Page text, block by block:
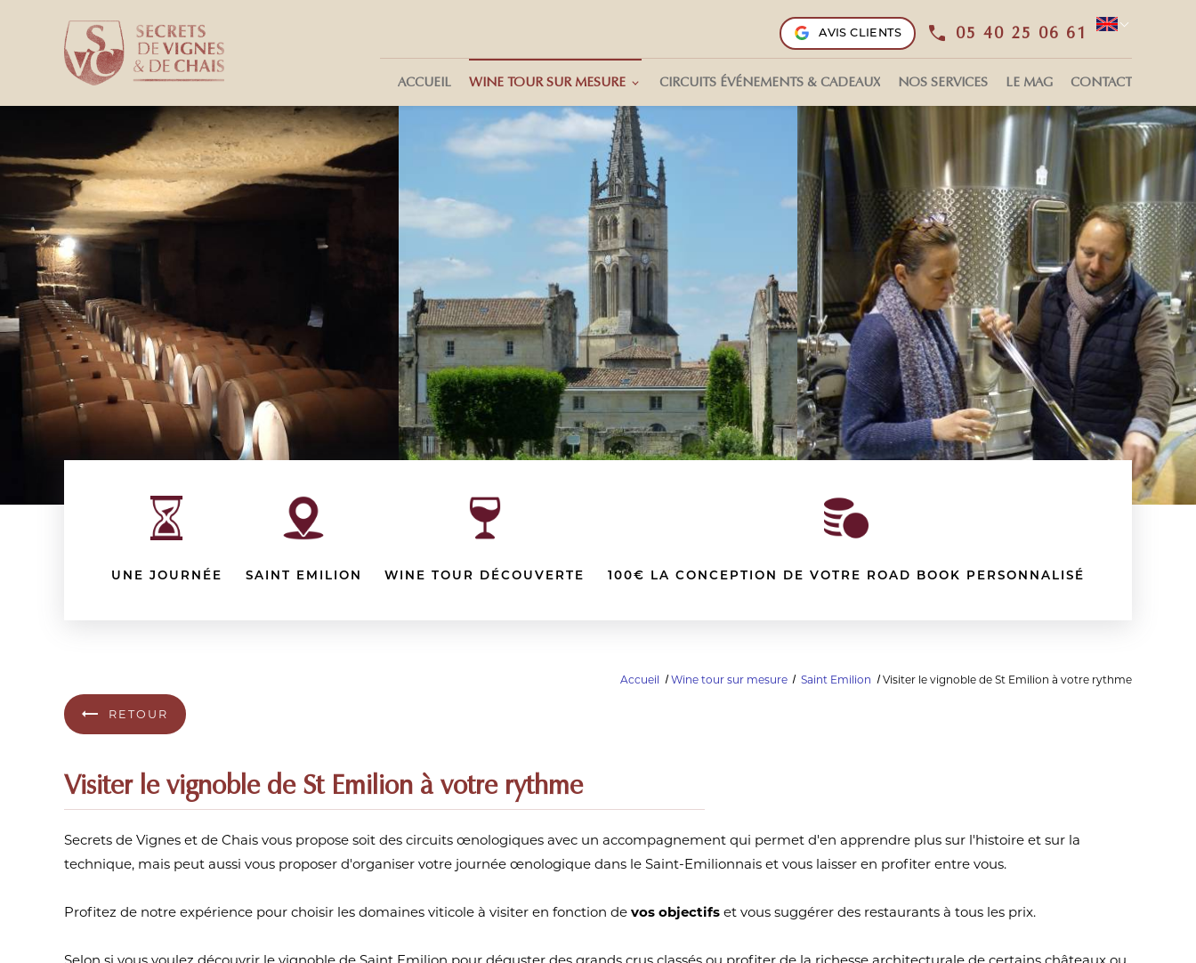
AVIS CLIENTS 05 40 25 06 61
ACCUEIL WINE TOUR SUR MESURE CIRCUITS ÉVÉNEMENTS & CADEAUX NOS SERVICES LE MAG CONTACT
100€ LA CONCEPTION DE VOTRE ROAD BOOK PERSONNALISÉ
UNE JOURNÉE SAINT EMILION WINE TOUR DÉCOUVERTE
Accueil Wine tour sur mesure Saint Emilion Visiter le vignoble de St Emilion à votre rythme
RETOUR
Visiter le vignoble de St Emilion à votre rythme
Secrets de Vignes et de Chais vous propose soit des circuits œnologiques avec un accompagnement qui permet d'en apprendre plus sur l'histoire et sur la
technique, mais peut aussi vous proposer d'organiser votre journée œnologique dans le Saint-Emilionnais et vous laisser en profiter entre vous.
Profitez de notre expérience pour choisir les domaines viticole à visiter en fonction de vos objectifs et vous suggérer des restaurants à tous les prix.